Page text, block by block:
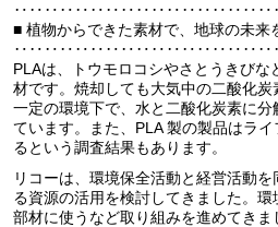
■ 植物からできた素材で、地球の未来
PLAは、トウモロコシやさとうきび
材です。焼却しても大気中の二酸化
一定の環境下で、水と二酸化炭素に
ています。また、PLA 製の製品はラ
るという調査結果もあります。
リコーは、環境保全活動と経営活動
る資源の活用を検討してきました。
部材に使うなど取り組みを進めてきま